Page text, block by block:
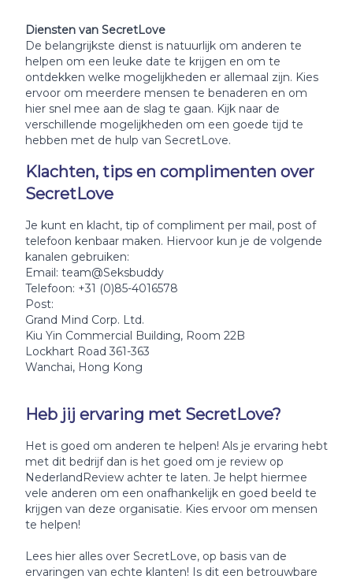
Diensten van SecretLove
De belangrijkste dienst is natuurlijk om anderen te
helpen om een leuke date te krijgen en om te
ontdekken welke mogelijkheden er allemaal zijn. Kies
ervoor om meerdere mensen te benaderen en om
hier snel mee aan de slag te gaan. Kijk naar de
verschillende mogelijkheden om een goede tijd te
hebben met de hulp van SecretLove.
Klachten, tips en complimenten over
SecretLove
Je kunt en klacht, tip of compliment per mail, post of
telefoon kenbaar maken. Hiervoor kun je de volgende
kanalen gebruiken:
Email: team@Seksbuddy
Telefoon: +31 (0)85-4016578
Post:
Grand Mind Corp. Ltd.
Kiu Yin Commercial Building, Room 22B
Lockhart Road 361-363
Wanchai, Hong Kong
Heb jij ervaring met SecretLove?
Het is goed om anderen te helpen! Als je ervaring hebt
met dit bedrijf dan is het goed om je review op
NederlandReview achter te laten. Je helpt hiermee
vele anderen om een onafhankelijk en goed beeld te
krijgen van deze organisatie. Kies ervoor om mensen
te helpen!
Lees hier alles over SecretLove, op basis van de
ervaringen van echte klanten! Is dit een betrouwbare